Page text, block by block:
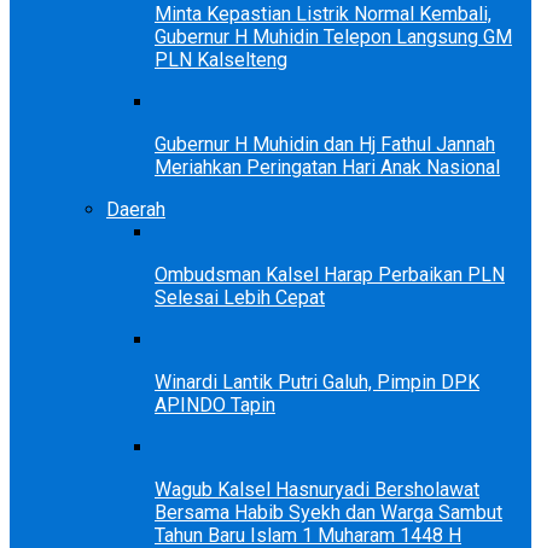
Minta Kepastian Listrik Normal Kembali,
Gubernur H Muhidin Telepon Langsung GM
PLN Kalselteng
Gubernur H Muhidin dan Hj Fathul Jannah
Meriahkan Peringatan Hari Anak Nasional
Daerah
Ombudsman Kalsel Harap Perbaikan PLN
Selesai Lebih Cepat
Winardi Lantik Putri Galuh, Pimpin DPK
APINDO Tapin
Wagub Kalsel Hasnuryadi Bersholawat
Bersama Habib Syekh dan Warga Sambut
Tahun Baru Islam 1 Muharam 1448 H